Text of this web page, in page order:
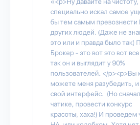
специально искал самое
бы тем самым превознести
других людей. (Даже не
это или и правда было так)
Брокер - это вот это вот
так он и выглядит у 90%
пользователей. </p><p>Вы
можете меня разубедить, и
свой интерфейс. (Но
чатике, провести конкурс
красоты, хаха!) И проведем